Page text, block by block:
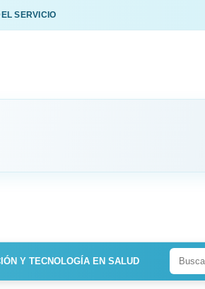
SERVICIO
Y TECNOLOGÍA EN SALUD